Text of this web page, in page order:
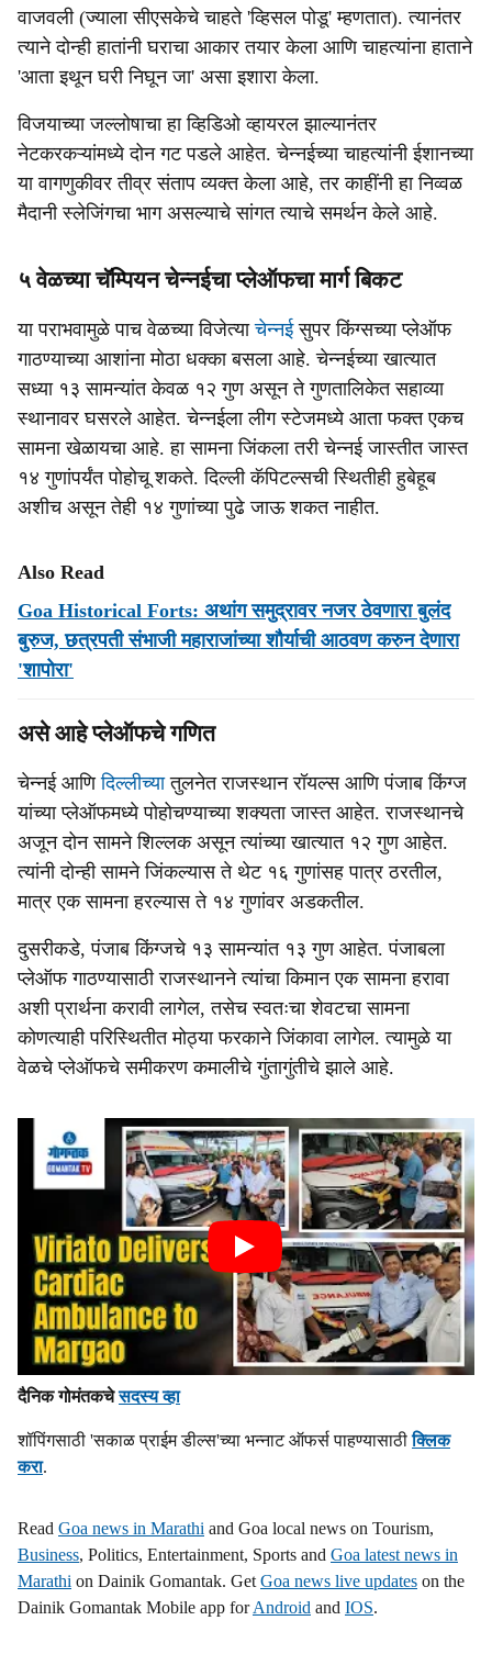
वाजवली (ज्याला सीएसकेचे चाहते 'व्हिसल पोडू' म्हणतात). त्यानंतर
त्याने दोन्ही हातांनी घराचा आकार तयार केला आणि चाहत्यांना हाताने
'आता इथून घरी निघून जा' असा इशारा केला.
विजयाच्या जल्लोषाचा हा व्हिडिओ व्हायरल झाल्यानंतर
नेटकरकऱ्यांमध्ये दोन गट पडले आहेत. चेन्नईच्या चाहत्यांनी ईशानच्या
या वागणुकीवर तीव्र संताप व्यक्त केला आहे, तर काहींनी हा निव्वळ
मैदानी स्लेजिंगचा भाग असल्याचे सांगत त्याचे समर्थन केले आहे.
५ वेळच्या चॅम्पियन चेन्नईचा प्लेऑफचा मार्ग बिकट
या पराभवामुळे पाच वेळच्या विजेत्याचेन्नईसुपर किंग्सच्या प्लेऑफ
गाठण्याच्या आशांना मोठा धक्का बसला आहे. चेन्नईच्या खात्यात
सध्या १३ सामन्यांत केवळ १२ गुण असून ते गुणतालिकेत सहाव्या
स्थानावर घसरले आहेत. चेन्नईला लीग स्टेजमध्ये आता फक्त एकच
सामना खेळायचा आहे. हा सामना जिंकला तरी चेन्नई जास्तीत जास्त
१४ गुणांपर्यंत पोहोचू शकते. दिल्ली कॅपिटल्सची स्थितीही हुबेहूब
अशीच असून तेही १४ गुणांच्या पुढे जाऊ शकत नाहीत.
Also Read
Goa Historical Forts: अथांग समुद्रावर नजर ठेवणारा बुलंद
बुरुज, छत्रपती संभाजी महाराजांच्या शौर्याची आठवण करुन देणारा
'शापोरा'
असे आहे प्लेऑफचे गणित
चेन्नई आणिदिल्लीच्यातुलनेत राजस्थान रॉयल्स आणि पंजाब किंग्ज
यांच्या प्लेऑफमध्ये पोहोचण्याच्या शक्यता जास्त आहेत. राजस्थानचे
अजून दोन सामने शिल्लक असून त्यांच्या खात्यात १२ गुण आहेत.
त्यांनी दोन्ही सामने जिंकल्यास ते थेट १६ गुणांसह पात्र ठरतील,
मात्र एक सामना हरल्यास ते १४ गुणांवर अडकतील.
दुसरीकडे, पंजाब किंग्जचे १३ सामन्यांत १३ गुण आहेत. पंजाबला
प्लेऑफ गाठण्यासाठी राजस्थानने त्यांचा किमान एक सामना हरावा
अशी प्रार्थना करावी लागेल, तसेच स्वतःचा शेवटचा सामना
कोणत्याही परिस्थितीत मोठ्या फरकाने जिंकावा लागेल. त्यामुळे या
वेळचे प्लेऑफचे समीकरण कमालीचे गुंतागुंतीचे झाले आहे.
दैनिक गोमंतकचेसदस्य व्हा
शॉपिंगसाठी 'सकाळ प्राईम डील्स'च्या भन्नाट ऑफर्स पाहण्यासाठीक्लिक
करा.
Read Goa news in Marathi and Goa local news on Tourism,
Business, Politics, Entertainment, Sports and Goa latest news in
Marathi on Dainik Gomantak. Get Goa news live updates on the
Dainik Gomantak Mobile app forAndroid and IOS.